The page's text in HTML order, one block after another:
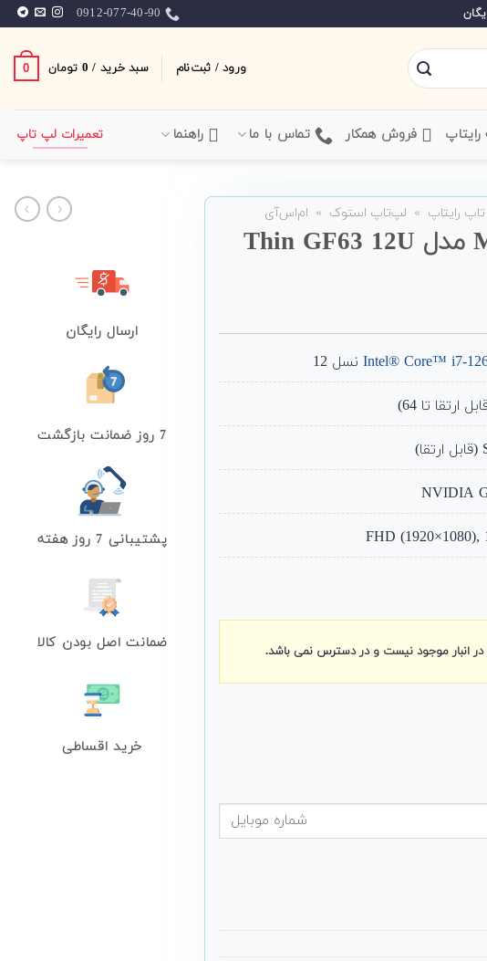
0912-077-40-90
ورود / ثبت‌نام سبد خرید / 0 تومان 0
رایتاپ فروش همکار تماس با ما راهنما تعمیرات لپ تاپ
رایتاپ » لپ‌تاپ استوک » ام‌اس‌آی
Intel® Core™ i7-نسل 12
انبار موجود نیست و در دسترس نمی باشد.
ارسال رایگان
7 روز ضمانت بازگشت
پشتیبانی 7 روز هفته
ضمانت اصل بودن کالا
خرید اقساطی